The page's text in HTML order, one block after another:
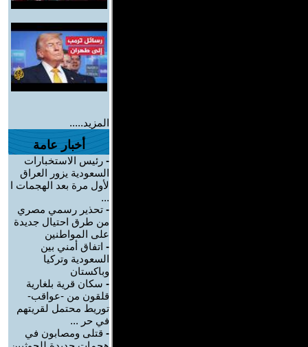
المزيد.....
أخبار عامة
- رئيس الاستخبارات
السعودية يزور العراق
لأول مرة بعد الهجمات ا
...
- تحذير رسمي مصري
من طرق احتيال جديدة
على المواطنين
- اتفاق أمني بين
السعودية وتركيا
وباكستان
- سكان قرية بلغارية
قلقون من -عواقب-
توريط محتمل لقريتهم
في حر ...
- قتلى ومصابون في